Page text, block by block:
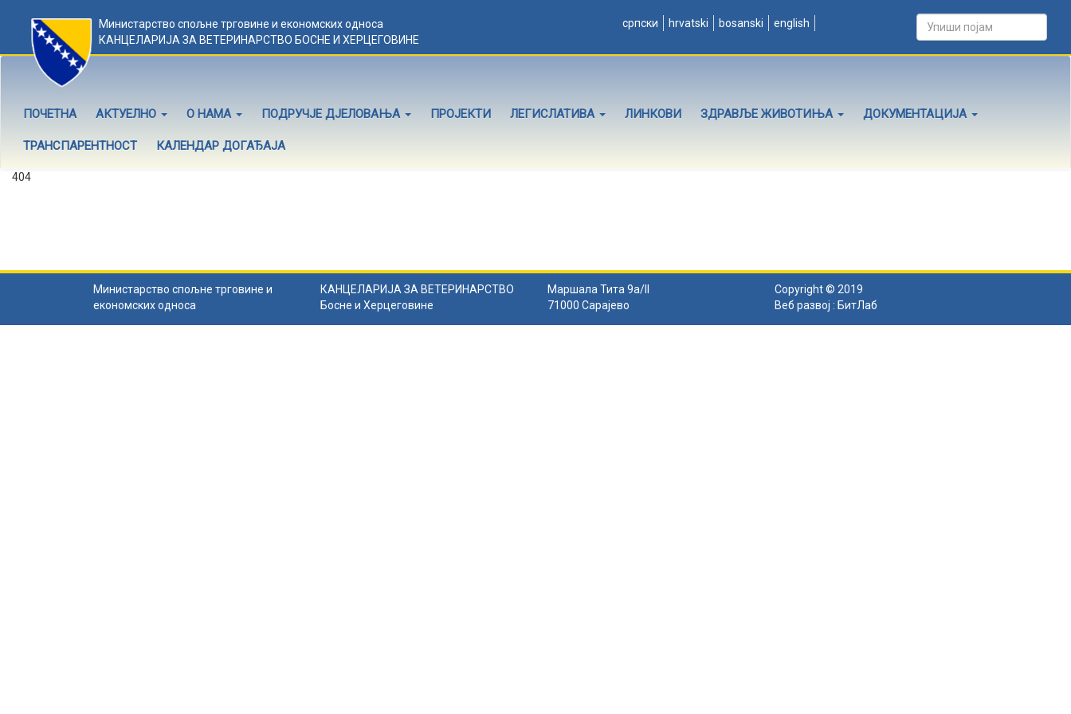
Министарство спољне трговине и економских односа
КАНЦЕЛАРИЈА ЗА ВЕТЕРИНАРСТВО БОСНЕ И ХЕРЦЕГОВИНЕ
српски hrvatski bosanski english
ПОЧЕТНА АКТУЕЛНО О НАМА ПОДРУЧЈЕ ДЈЕЛОВАЊА ПРОЈЕКТИ ЛЕГИСЛАТИВА ЛИНКОВИ ЗДРАВЉЕ ЖИВОТИЊА ДОКУМЕНТАЦИЈА
ТРАНСПАРЕНТНОСТ КАЛЕНДАР ДОГАЂАЈА
404
Министарство спољне трговине и
економских односа
КАНЦЕЛАРИЈА ЗА ВЕТЕРИНАРСТВО
Босне и Херцеговине
Маршала Тита 9а/II
71000 Сарајево
Copyright © 2019
Веб развој : БитЛаб